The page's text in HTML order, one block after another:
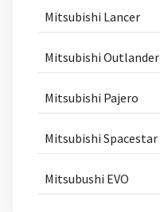
Mitsubishi Lancer
Mitsubishi Outlander
Mitsubishi Pajero
Mitsubishi Spacestar
Mitsubushi EVO